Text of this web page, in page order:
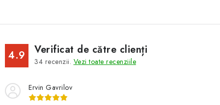
4.9 Verificat de către clienți
34 recenzii. Vezi toate recenziile
Ervin Gavrilov